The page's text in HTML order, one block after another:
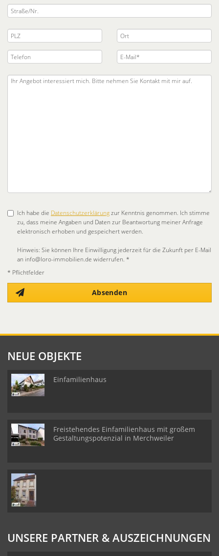
Ich habe die Datenschutzerklärungzur Kenntnis genommen. Ich stimme
zu, dass meine Angaben und Daten zur Beantwortung meiner Anfrage
elektronisch erhoben und gespeichert werden.
Hinweis: Sie können Ihre Einwilligung jederzeit für die Zukunft per E-Mail
an info@loro-immobilien.de widerrufen. *
* Pflichtfelder
Absenden
NEUE OBJEKTE
Einfamilienhaus
Freistehendes Einfamilienhaus mit großem
Gestaltungspotenzial in Merchweiler
UNSERE PARTNER & AUSZEICHNUNGEN